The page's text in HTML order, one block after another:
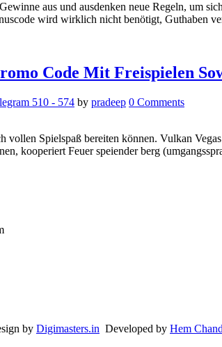
aus und ausdenken neue Regeln, um
wird wirklich nicht benötigt, Guthaben
Code Mit Freispielen
510 - 574 by pradeep 0 Comments
Spielspaß bereiten können. Vulkan
kooperiert Feuer speiender berg
by Digimasters.in Developed by Hem